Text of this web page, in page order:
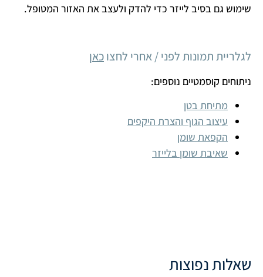
שימוש גם בסיב לייזר כדי להדק ולעצב את האזור המטופל.
לגלריית תמונות לפני / אחרי לחצוכאן
ניתוחים קוסמטיים נוספים:
מתיחת בטן
עיצוב הגוף והצרת היקפים
הקפאת שומן
שאיבת שומן בלייזר
שאלות נפוצות